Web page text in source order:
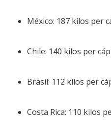
México: 187 kilos per
Chile: 140 kilos per
Brasil: 112 kilos per
Costa Rica: 110 kilos